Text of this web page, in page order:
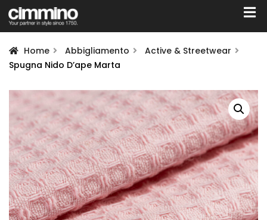
Home Abbigliamento
Active & Streetwear
Spugna Nido D’ape Marta